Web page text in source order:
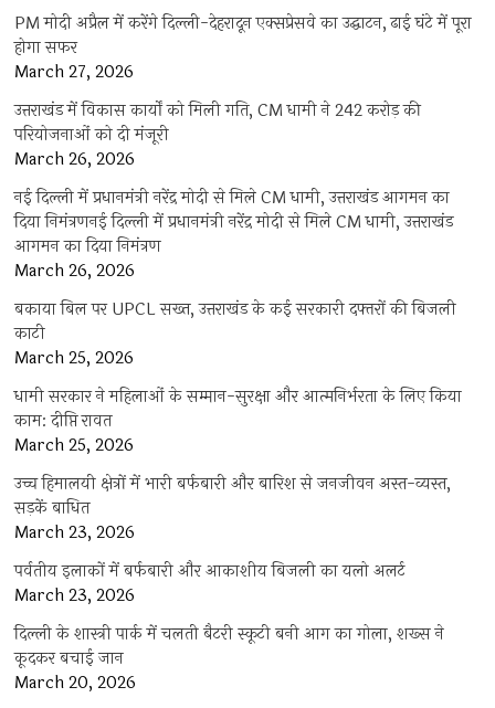
PM मोदी अप्रैल में करेंगे दिल्ली-देहरादून एक्सप्रेसवे का उद्घाटन, ढाई घंटे में पूरा
होगा सफर
March 27, 2026
उत्तराखंड में विकास कार्यों को मिली गति, CM धामी ने 242 करोड़ की
परियोजनाओं को दी मंजूरी
March 26, 2026
नई दिल्ली में प्रधानमंत्री नरेंद्र मोदी से मिले CM धामी, उत्तराखंड आगमन का
दिया निमंत्रणनई दिल्ली में प्रधानमंत्री नरेंद्र मोदी से मिले CM धामी, उत्तराखंड
आगमन का दिया निमंत्रण
March 26, 2026
बकाया बिल पर UPCL सख्त, उत्तराखंड के कई सरकारी दफ्तरों की बिजली
काटी
March 25, 2026
धामी सरकार ने महिलाओं के सम्मान-सुरक्षा और आत्मनिर्भरता के लिए किया
काम: दीप्ति रावत
March 25, 2026
उच्च हिमालयी क्षेत्रों में भारी बर्फबारी और बारिश से जनजीवन अस्त-व्यस्त,
सड़कें बाधित
March 23, 2026
पर्वतीय इलाकों में बर्फबारी और आकाशीय बिजली का यलो अलर्ट
March 23, 2026
दिल्ली के शास्त्री पार्क में चलती बैटरी स्कूटी बनी आग का गोला, शख्स ने
कूदकर बचाई जान
March 20, 2026